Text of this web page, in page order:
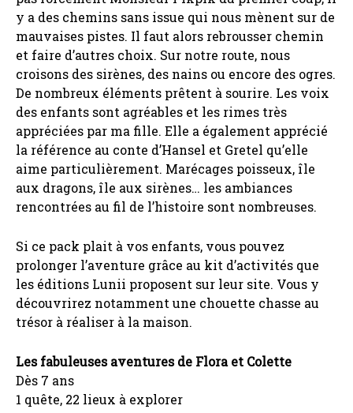
y a des chemins sans issue qui nous mènent sur de
mauvaises pistes. Il faut alors rebrousser chemin
et faire d’autres choix. Sur notre route, nous
croisons des sirènes, des nains ou encore des ogres.
De nombreux éléments prêtent à sourire. Les voix
des enfants sont agréables et les rimes très
appréciées par ma fille. Elle a également apprécié
la référence au conte d’Hansel et Gretel qu’elle
aime particulièrement. Marécages poisseux, île
aux dragons, île aux sirènes… les ambiances
rencontrées au fil de l’histoire sont nombreuses.
Si ce pack plait à vos enfants, vous pouvez
prolonger l’aventure grâce au kit d’activités que
les éditions Lunii proposent sur leur site. Vous y
découvrirez notamment une chouette chasse au
trésor à réaliser à la maison.
Les fabuleuses aventures de Flora et Colette
Dès 7 ans
1 quête, 22 lieux à explorer